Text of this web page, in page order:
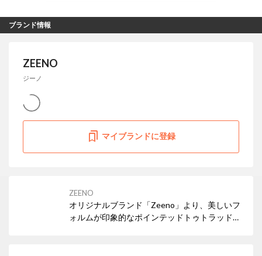
ブランド情報
ZEENO
ジーノ
マイブランドに登録
ZEENO
オリジナルブランド「Zeeno」より、美しいフ
ォルムが印象的なポインテッドトゥトラッドの